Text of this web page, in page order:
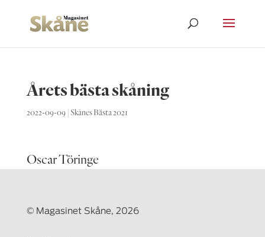
Årets bästa skåning
2022-09-09| Skånes Bästa 2021
Oscar Töringe
© Magasinet Skåne, 2026